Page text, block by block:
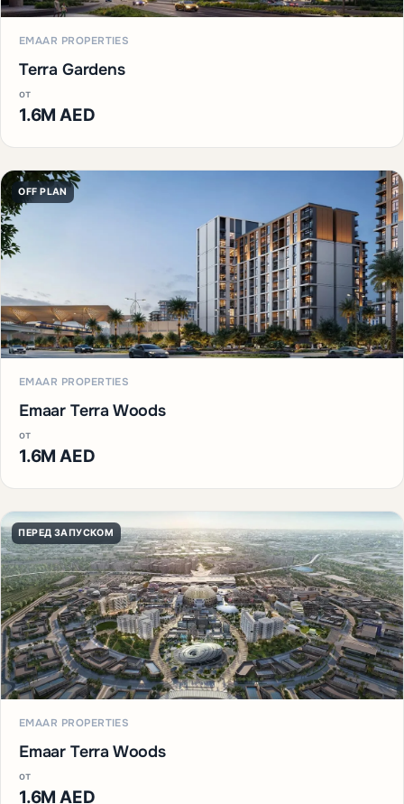
EMAAR PROPERTIES
Terra Gardens
от
1.6M AED
OFF PLAN
EMAAR PROPERTIES
Emaar Terra Woods
от
1.6M AED
ПЕРЕД ЗАПУСКОМ
EMAAR PROPERTIES
Emaar Terra Woods
от
1.6M AED